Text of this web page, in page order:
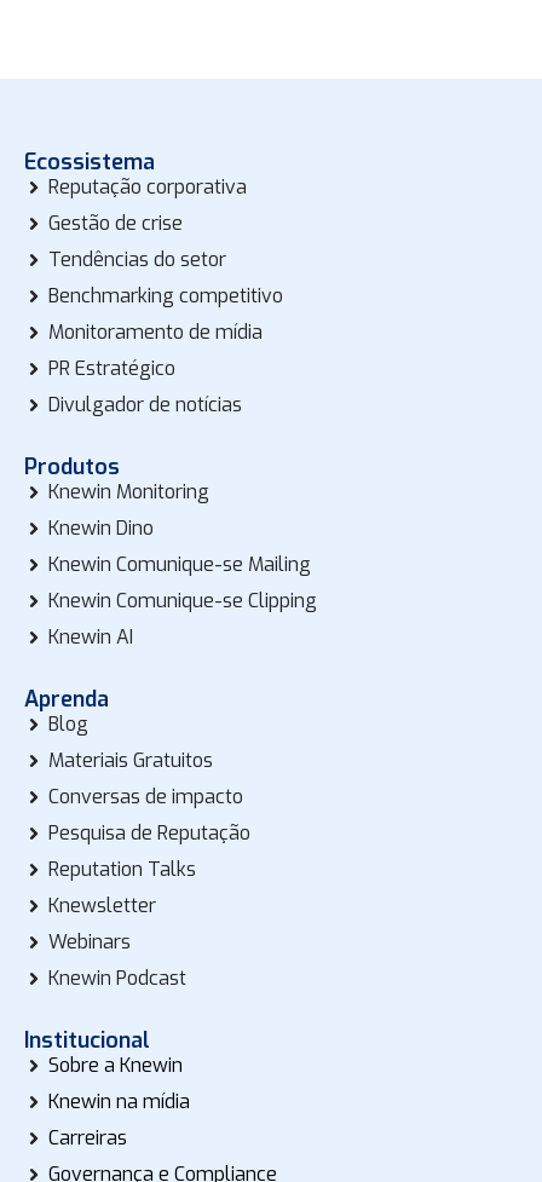
Ecossistema
Reputação corporativa
Gestão de crise
Tendências do setor
Benchmarking competitivo
Monitoramento de mídia
PR Estratégico
Divulgador de notícias
Produtos
Knewin Monitoring
Knewin Dino
Knewin Comunique-se Mailing
Knewin Comunique-se Clipping
Knewin AI
Aprenda
Blog
Materiais Gratuitos
Conversas de impacto
Pesquisa de Reputação
Reputation Talks
Knewsletter
Webinars
Knewin Podcast
Institucional
Sobre a Knewin
Knewin na mídia
Carreiras
Governança e Compliance